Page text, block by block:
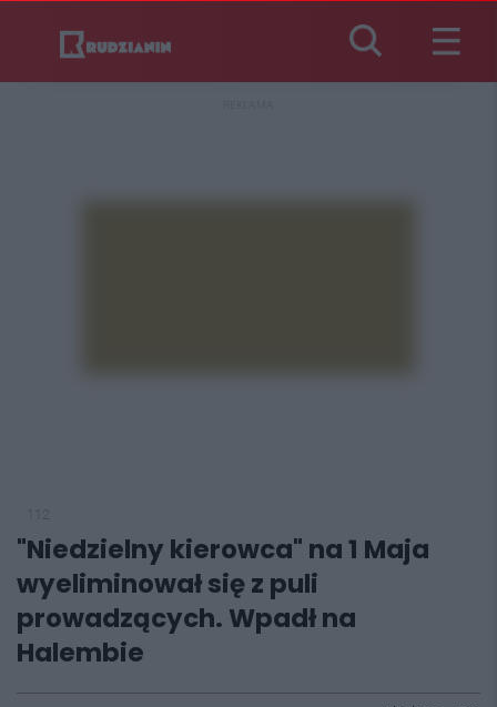
"Niedzielny kierowca" na 1 Maja
wyeliminował się z puli
prowadzących. Wpadł na
Halembie